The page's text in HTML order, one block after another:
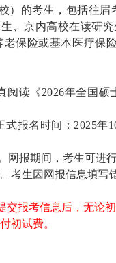
）的考生，包括往
、京内高校在读研
保险或基本医疗保险
阅读《2026年全国
报名时间：2025年
报期间，考生可进
考生因网报信息填写
交报考信息后，无论
初试费。